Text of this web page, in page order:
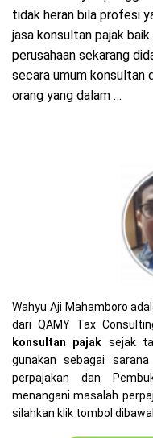
tidak heran bila profesi
jasa konsultan pajak
perusahaan sekarang
secara umum konsultan
orang yang dalam …
Wahyu Aji Mahamboro
dari QAMY Tax
konsultan pajak sejak
gunakan sebagai
perpajakan dan
menangani masalah
silahkan klik tombol